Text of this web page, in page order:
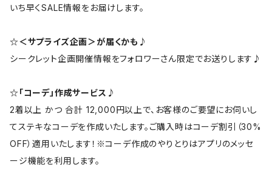
いち早くSALE情報をお届けします。
☆＜サプライズ企画＞が届くかも♪
シークレット企画開催情報をフォロワーさん限定でお送りします♪
☆「コーデ」作成サービス♪
2着以上 かつ 合計 12,000円以上で、お客様のご要望にお伺いし
てステキなコーデを作成いたします。ご購入時はコーデ割引（30%
OFF）適用いたします！※コーデ作成のやりとりはアプリのメッセ
ージ機能を利用します。